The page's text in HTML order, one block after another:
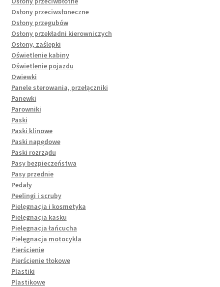
Osłony przeciwsłoneczne
Osłony przegubów
Osłony przekładni kierowniczych
Osłony, zaślepki
Oświetlenie kabiny
Oświetlenie pojazdu
Owiewki
Panele sterowania, przełączniki
Panewki
Parowniki
Paski
Paski klinowe
Paski napędowe
Paski rozrządu
Pasy bezpieczeństwa
Pasy przednie
Pedały
Peelingi i scruby
Pielęgnacja i kosmetyka
Pielęgnacja kasku
Pielęgnacja łańcucha
Pielęgnacja motocykla
Pierścienie
Pierścienie tłokowe
Plastiki
Plastikowe